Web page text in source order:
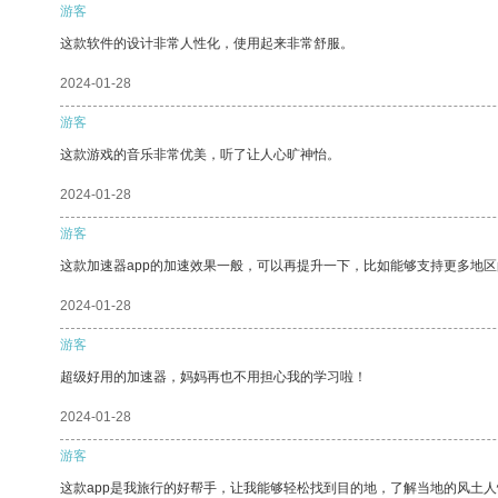
游客
这款软件的设计非常人性化，使用起来非常舒服。
2024-01-28
游客
这款游戏的音乐非常优美，听了让人心旷神怡。
2024-01-28
游客
这款加速器app的加速效果一般，可以再提升一下，比如能够支持更多地区
2024-01-28
游客
超级好用的加速器，妈妈再也不用担心我的学习啦！
2024-01-28
游客
这款app是我旅行的好帮手，让我能够轻松找到目的地，了解当地的风土人